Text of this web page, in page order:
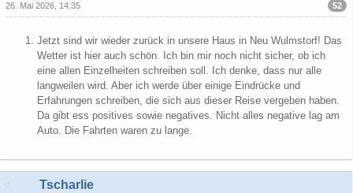
52
26. Mai 2026, 14:35
Jetzt sind wir wieder zurück in unsere Haus in Neu Wulmstorf! Das
Wetter ist hier auch schön. Ich bin mir noch nicht sicher, ob ich
eine allen Einzelheiten schreiben soll. Ich denke, dass nur alle
langweilen wird. Aber ich werde über einige Eindrücke und
Erfahrungen schreiben, die sich aus dieser Reise vergeben haben.
Da gibt ess positives sowie negatives. Nicht alles negative lag am
Auto. Die Fahrten waren zu lange.
Tscharlie